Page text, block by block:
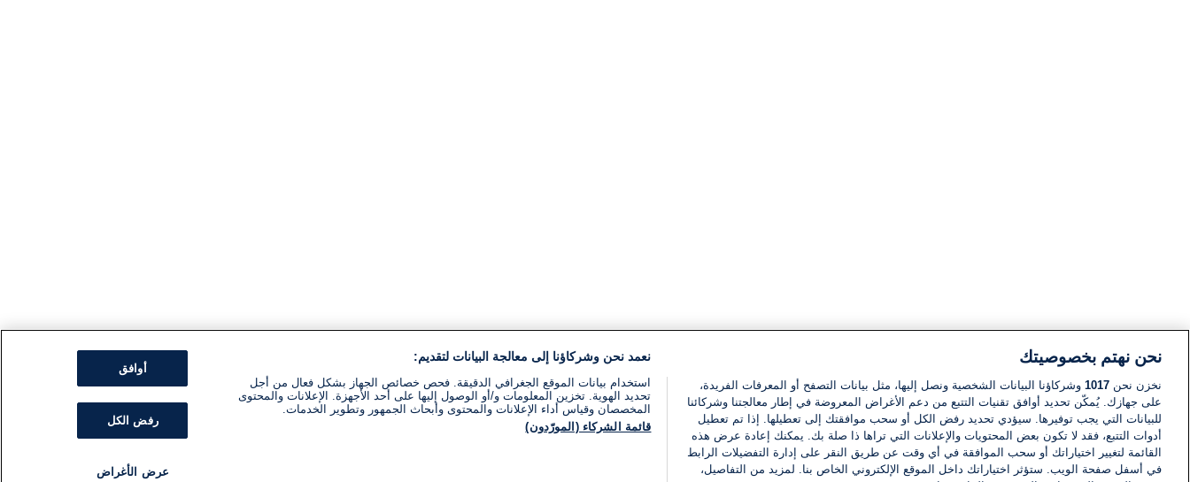
نحن نهتم بخصوصيتك
نخزن نحن 1017 وشركاؤنا البيانات الشخصية ونصل إليها، مثل بيانات التصفح أو المعرفات الفريدة،
على جهازك. يُمكّن تحديد أوافق تقنيات التتبع من دعم الأغراض المعروضة في إطار معالجتنا وشركائنا
للبيانات التي يجب توفيرها. سيؤدي تحديد رفض الكل أو سحب موافقتك إلى تعطيلها. إذا تم تعطيل
أدوات التتبع، فقد لا تكون بعض المحتويات والإعلانات التي تراها ذا صلة بك. يمكنك إعادة عرض هذه
القائمة لتغيير اختياراتك أو سحب الموافقة في أي وقت عن طريق النقر على إدارة التفضيلات الرابط
في أسفل صفحة الويب. ستؤثر اختياراتك داخل الموقع الإلكتروني الخاص بنا. لمزيد من التفاصيل،
نعمد نحن وشركاؤنا إلى معالجة البيانات لتقديم:
استخدام بيانات الموقع الجغرافي الدقيقة. فحص خصائص الجهاز بشكل فعال من أجل
تحديد الهوية. تخزين المعلومات و/أو الوصول إليها على أحد الأجهزة. الإعلانات والمحتوى
المخصصان وقياس أداء الإعلانات والمحتوى وأبحاث الجمهور وتطوير الخدمات.
قائمة الشركاء (المورّدون)
أوافق
رفض الكل
عرض الأغراض